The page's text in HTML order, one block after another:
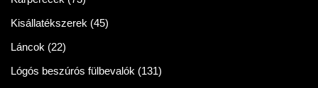
Kisállatékszerek (45)
Láncok (22)
Lógós beszúrós fülbevalók (131)